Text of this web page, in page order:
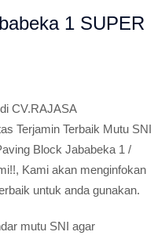
1 SUPER
CV.RAJASA
Terjamin Terbaik Mutu SNI
Block Jababeka 1 /
Kami akan menginfokan
untuk anda gunakan.
mutu SNI agar